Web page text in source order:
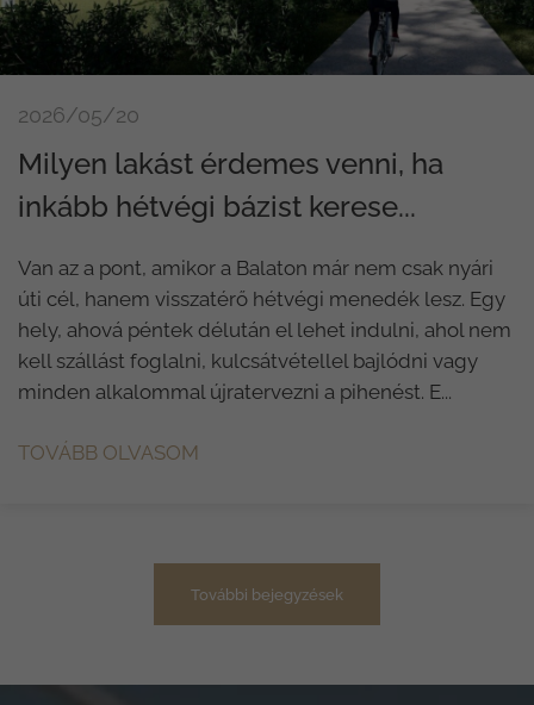
2026/05/20
Milyen lakást érdemes venni, ha
inkább hétvégi bázist kerese...
Van az a pont, amikor a Balaton már nem csak nyári
úti cél, hanem visszatérő hétvégi menedék lesz. Egy
hely, ahová péntek délután el lehet indulni, ahol nem
kell szállást foglalni, kulcsátvétellel bajlódni vagy
minden alkalommal újratervezni a pihenést. E...
TOVÁBB OLVASOM
További bejegyzések